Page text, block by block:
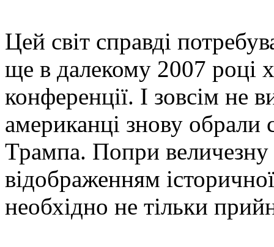
Цей світ справді
ще в далекому 2007 році
конференції. І зовсім не
американці знову
Трампа. Попри величезну
відображенням
необхідно не тільки